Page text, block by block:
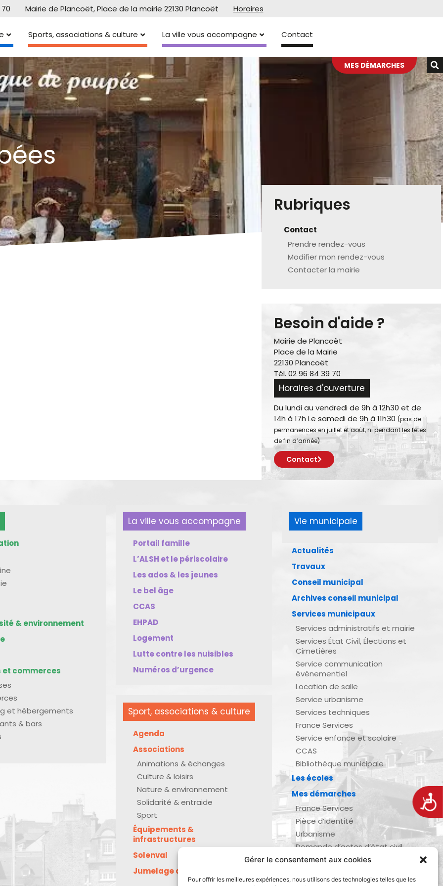
Gérer le consentement aux cookies
Pour offrir les meilleures expériences, nous utilisons des technologies telles que les
Mairie de Plancoët, Place de la mairie 22130 Plancoët Horaires
Sports, associations & culture La ville vous accompagne Contact
MES DÉMARCHES
Rubriques
Contact
Prendre rendez-vous
Modifier mon rendez-vous
Contacter la mairie
Besoin d'aide ?
Mairie de Plancoët
Place de la Mairie
22130 Plancoët
Tél. 02 96 84 39 70
Horaires d'ouverture
Du lundi au vendredi de 9h à 12h30 et de
14h à 17h Le samedi de 9h à 11h30 (pas de
permanences en juillet et août, ni pendant les fêtes
de fin d’année)
Contact
& environnement
et commerces
et hébergements
& bars
La ville vous accompagne
Portail famille
L’ALSH et le périscolaire
Les ados & les jeunes
Le bel âge
CCAS
EHPAD
Logement
Lutte contre les nuisibles
Numéros d’urgence
Sport, associations & culture
Agenda
Associations
Animations & échanges
Culture & loisirs
Nature & environnement
Solidarité & entraide
Sport
Équipements &
infrastructures
Solenval
Jumelage avec Kreuzau
Vie municipale
Actualités
Travaux
Conseil municipal
Archives conseil municipal
Services municipaux
Services administratifs et mairie
Services État Civil, Élections et
Cimetières
Service communication
événementiel
Location de salle
Service urbanisme
Services techniques
France Services
Service enfance et scolaire
CCAS
Bibliothèque municipale
Les écoles
Mes démarches
France Services
Pièce d’identité
Urbanisme
Demande d’actes d’état civil
Se marier, se pacser